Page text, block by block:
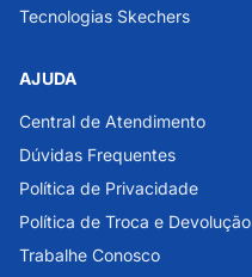
Tecnologias Skechers
AJUDA
Central de Atendimento
Dúvidas Frequentes
Política de Privacidade
Política de Troca e Devolução
Trabalhe Conosco